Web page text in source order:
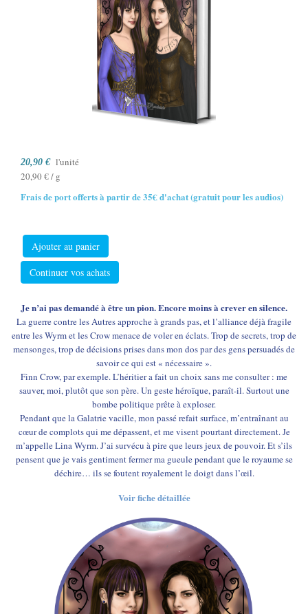
20,90 € l'unité
20,90 € / g
Frais de port offerts à partir de 35€ d'achat (gratuit pour les audios)
Ajouter au panier
Continuer vos achats
Je n’ai pas demandé à être un pion. Encore moins à crever en silence.
La guerre contre les Autres approche à grands pas, et l’alliance déjà fragile
entre les Wyrm et les Crow menace de voler en éclats. Trop de secrets, trop de
mensonges, trop de décisions prises dans mon dos par des gens persuadés de
savoir ce qui est « nécessaire ».
Finn Crow, par exemple. L’héritier a fait un choix sans me consulter : me
sauver, moi, plutôt que son père. Un geste héroïque, paraît-il. Surtout une
bombe politique prête à exploser.
Pendant que la Galatrie vacille, mon passé refait surface, m’entraînant au
cœur de complots qui me dépassent, et me visent pourtant directement. Je
m’appelle Lina Wyrm. J’ai survécu à pire que leurs jeux de pouvoir. Et s’ils
pensent que je vais gentiment fermer ma gueule pendant que le royaume se
déchire… ils se foutent royalement le doigt dans l’œil.
Voir fiche détaillée